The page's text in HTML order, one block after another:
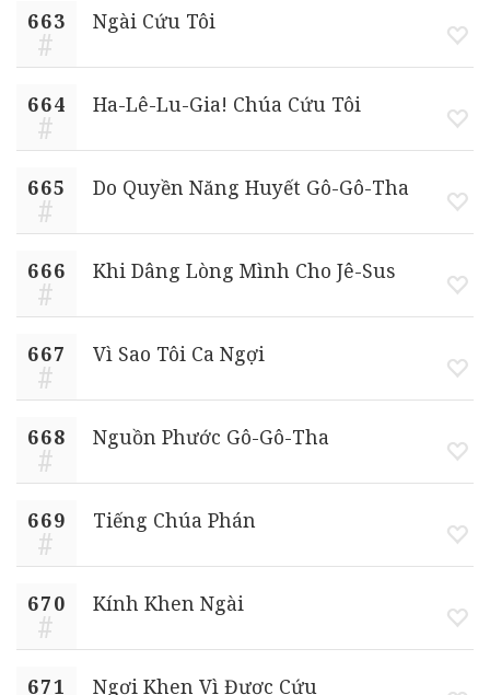
663 Ngài Cứu Tôi
664 Ha-Lê-Lu-Gia! Chúa Cứu Tôi
665 Do Quyền Năng Huyết Gô-Gô-Tha
666 Khi Dâng Lòng Mình Cho Jê-Sus
667 Vì Sao Tôi Ca Ngợi
668 Nguồn Phước Gô-Gô-Tha
669 Tiếng Chúa Phán
670 Kính Khen Ngài
671 Ngợi Khen Vì Được Cứu